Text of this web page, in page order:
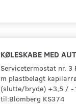
KØLESKABE MED
Servicetermostat nr. 3
m plastbelagt
(slutte/bryde) +3,5 / -
til:Blomberg KS374